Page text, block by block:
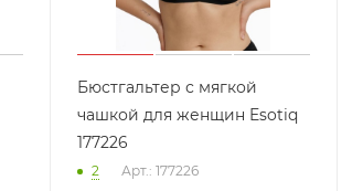
Бюстгальтер с мягкой
чашкой для женщин Esotiq
177226
2 Арт.: 177226